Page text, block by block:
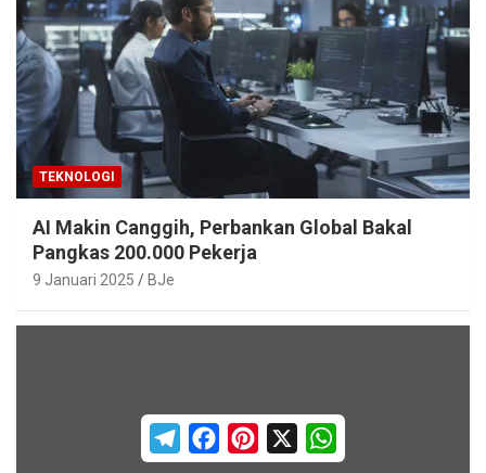
TEKNOLOGI
AI Makin Canggih, Perbankan Global Bakal
Pangkas 200.000 Pekerja
9 Januari 2025 BJe
T
l
c
P
n
X
a